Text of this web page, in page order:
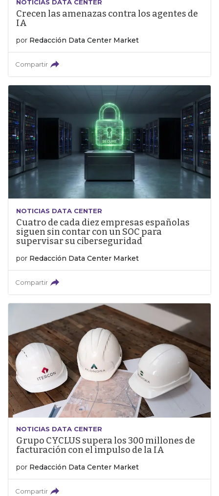
NOTICIAS DATA CENTER
Crecen las amenazas contra los agentes de
IA
por Redacción Data Center Market
Compartir
NOTICIAS DATA CENTER
Cuatro de cada diez empresas españolas
siguen sin contar con un SOC para
supervisar su ciberseguridad
por Redacción Data Center Market
Compartir
NOTICIAS DATA CENTER
Grupo CYCLUS supera los 300 millones de
facturación con el impulso de la IA
por Redacción Data Center Market
Compartir